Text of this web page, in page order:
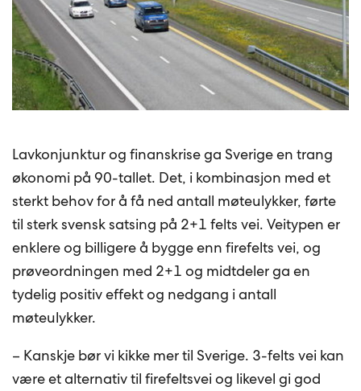
Lavkonjunktur og finanskrise ga Sverige en trang
økonomi på 90-tallet. Det, i kombinasjon med et
sterkt behov for å få ned antall møteulykker, førte
til sterk svensk satsing på 2+1 felts vei. Veitypen er
enklere og billigere å bygge enn firefelts vei, og
prøveordningen med 2+1 og midtdeler ga en
tydelig positiv effekt og nedgang i antall
møteulykker.
– Kanskje bør vi kikke mer til Sverige. 3-felts vei kan
være et alternativ til firefeltsvei og likevel gi god